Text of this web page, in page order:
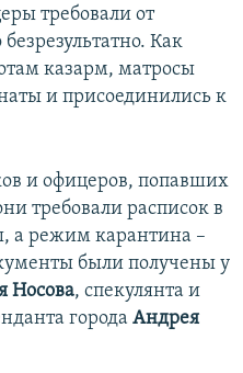
требовали от
Как
казарм, матросы
и присоединились к
и офицеров, попавших
требовали расписок в
а режим карантина –
были получены у
Носова, спекулянта и
города Андрея